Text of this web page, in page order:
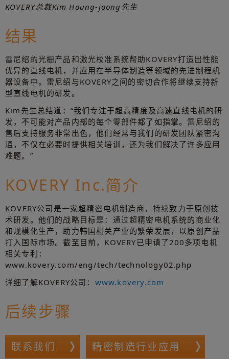
KOVERY总裁Kim Houng-joong先生
结果
雷尼绍的光栅产品和激光校准系统帮助KOVERY打造出性能
优异的直线电机，并应用在半导体制造等领域的先进制程机
器设备中。雷尼绍与KOVERY之间的密切合作将继续支持新
型直线电机的研发。
Kim先生总结道：“我们专注于超高精度及高速直线电机的研
发，不可能对产品内部的每个零部件都了如指掌。雷尼绍的
售后支持服务非常出色，他们经常与我们的研发团队紧密沟
通，不仅在必要时提供相关培训，还为我们解决了许多应用
难题。”
KOVERY Inc.简介
KOVERY公司是一家超精密电机制造商，持续致力于原创技
术研发。他们的战略目标是：通过超精密电机系统的商业化
和规模化生产，助力韩国相关产业的繁荣发展，以原创产品
打入国际市场。截至目前，KOVERY已申请了200多项电机
相关专利：
www.kovery.com/eng/tech/technology02.php
详细了解KOVERY公司： www.kovery.com
后续步骤
联系我们 精密制造行业应用